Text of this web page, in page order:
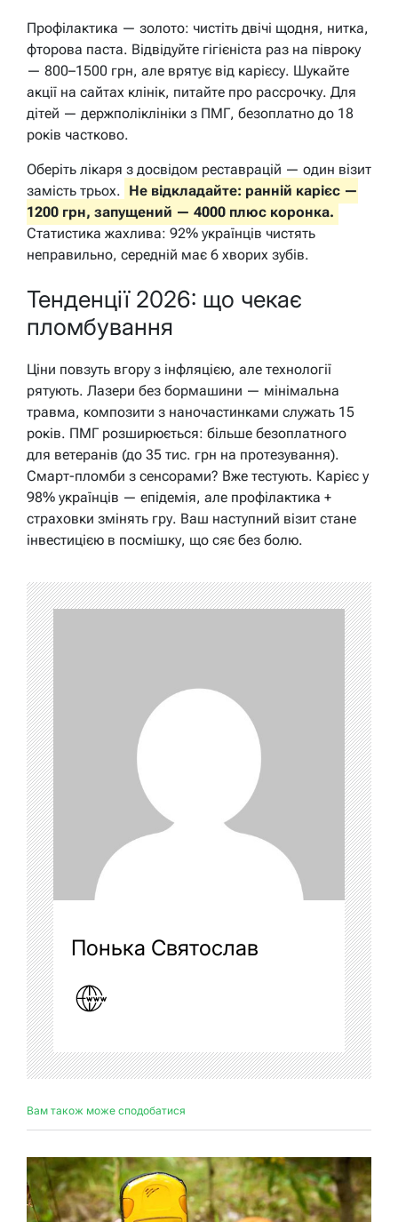
Профілактика — золото: чистіть двічі щодня, нитка,
фторова паста. Відвідуйте гігієніста раз на півроку
— 800–1500 грн, але врятує від карієсу. Шукайте
акції на сайтах клінік, питайте про рассрочку. Для
дітей — держполіклініки з ПМГ, безоплатно до 18
років частково.
Оберіть лікаря з досвідом реставрацій — один візит
замість трьох. Не відкладайте: ранній карієс —
1200 грн, запущений — 4000 плюс коронка.
Статистика жахлива: 92% українців чистять
неправильно, середній має 6 хворих зубів.
Тенденції 2026: що чекає
пломбування
Ціни повзуть вгору з інфляцією, але технології
рятують. Лазери без бормашини — мінімальна
травма, композити з наночастинками служать 15
років. ПМГ розширюється: більше безоплатного
для ветеранів (до 35 тис. грн на протезування).
Смарт-пломби з сенсорами? Вже тестують. Карієс у
98% українців — епідемія, але профілактика +
страховки змінять гру. Ваш наступний візит стане
інвестицією в посмішку, що сяє без болю.
Понька Святослав
Вам також може сподобатися